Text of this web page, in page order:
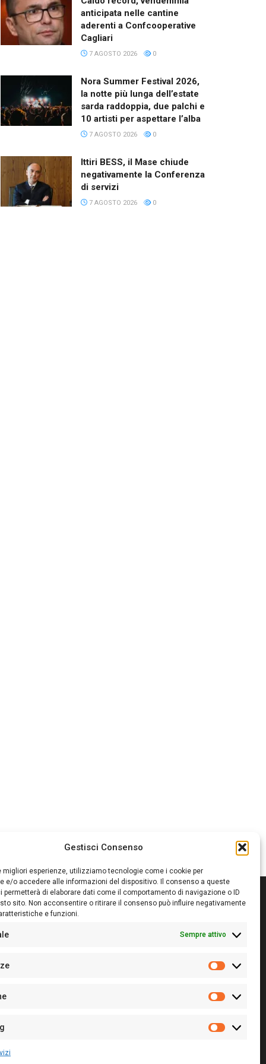
Gestisci Consenso
migliori esperienze, utilizziamo tecnologie come i cookie per
e/o accedere alle informazioni del dispositivo. Il consenso a queste
permetterà di elaborare dati come il comportamento di navigazione o ID
sito. Non acconsentire o ritirare il consenso può influire negativamente
e funzioni.
Sempre attivo
Statistiche
Marketing
anticipata nelle cantine
aderenti a Confcooperative
Cagliari
7 AGOSTO 2026 0
Nora Summer Festival 2026,
la notte più lunga dell’estate
sarda raddoppia, due palchi e
10 artisti per aspettare l’alba
7 AGOSTO 2026 0
Ittiri BESS, il Mase chiude
negativamente la Conferenza
di servizi
7 AGOSTO 2026 0
Giampaolo Cirronis Ditta individuale
di iscrizione al ROC:
128/2020 del 10/02/2020